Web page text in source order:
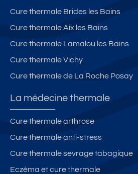
Cure thermale Brides les Bains
Cure thermale Aix les Bains
Cure thermale Lamalou les Bains
Cure thermale Vichy
Cure thermale de La Roche Posay
La médecine thermale
Cure thermale arthrose
Cure thermale anti-stress
Cure thermale sevrage tabagique
Eczéma et cure thermale